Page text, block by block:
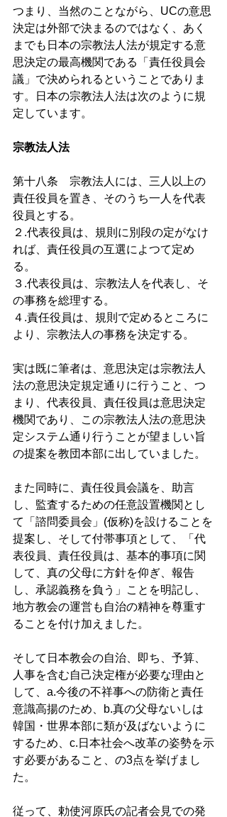
つまり、当然のことながら、UCの意思
決定は外部で決まるのではなく、あく
までも日本の宗教法人法が規定する意
思決定の最高機関である「責任役員会
議」で決められるということでありま
す。日本の宗教法人法は次のように規
定しています。
宗教法人法
第十八条　宗教法人には、三人以上の
責任役員を置き、そのうち一人を代表
役員とする。
２.代表役員は、規則に別段の定がなけ
れば、責任役員の互選によつて定め
る。
３.代表役員は、宗教法人を代表し、そ
の事務を総理する。
４.責任役員は、規則で定めるところに
より、宗教法人の事務を決定する。
実は既に筆者は、意思決定は宗教法人
法の意思決定規定通りに行うこと、つ
まり、代表役員、責任役員は意思決定
機関であり、この宗教法人法の意思決
定システム通り行うことが望ましい旨
の提案を教団本部に出していました。
また同時に、責任役員会議を、助言
し、監査するための任意設置機関とし
て「諮問委員会」(仮称)を設けることを
提案し、そして付帯事項として、「代
表役員、責任役員は、基本的事項に関
して、真の父母に方針を仰ぎ、報告
し、承認義務を負う」ことを明記し、
地方教会の運営も自治の精神を尊重す
ることを付け加えました。
そして日本教会の自治、即ち、予算、
人事を含む自己決定権が必要な理由と
して、a.今後の不祥事への防衛と責任
意識高揚のため、b.真の父母ないしは
韓国・世界本部に類が及ばないように
するため、c.日本社会へ改革の姿勢を示
す必要があること、の3点を挙げまし
た。
従って、勅使河原氏の記者会見での発